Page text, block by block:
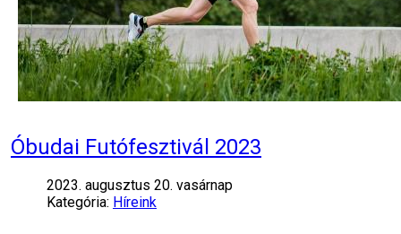
Óbudai Futófesztivál 2023
2023. augusztus 20. vasárnap
Kategória: Híreink